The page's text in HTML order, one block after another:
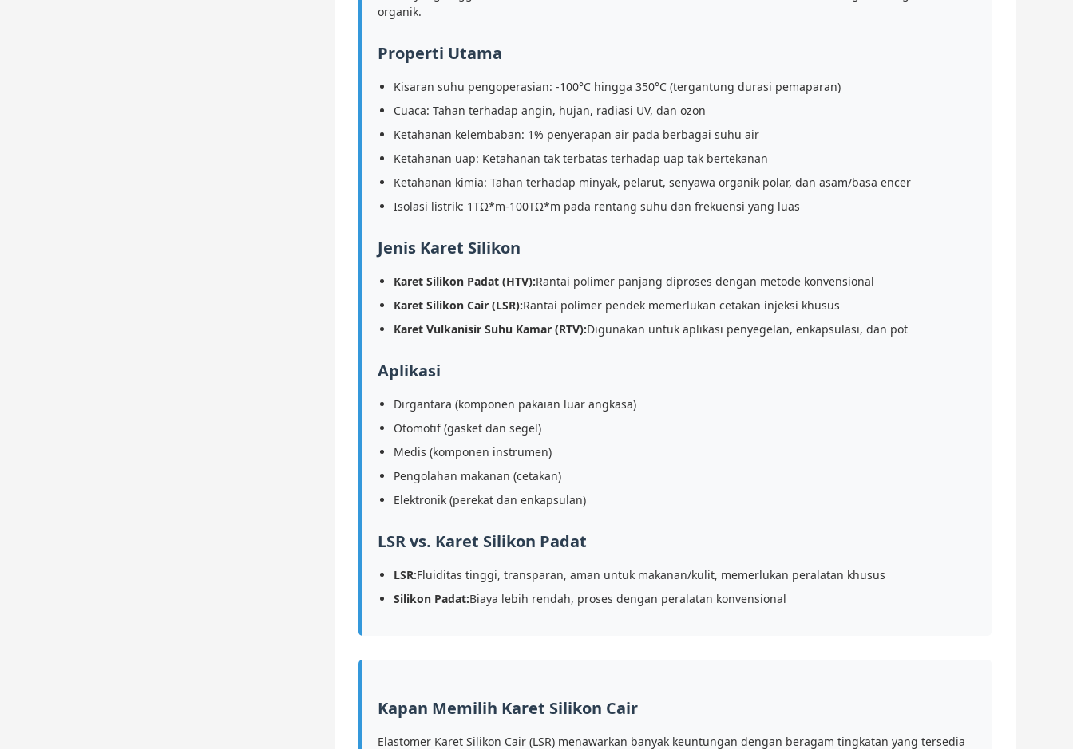
organik.
Properti Utama
Kisaran suhu pengoperasian: -100°C hingga 350°C (tergantung durasi pemaparan)
Cuaca: Tahan terhadap angin, hujan, radiasi UV, dan ozon
Ketahanan kelembaban: 1% penyerapan air pada berbagai suhu air
Ketahanan uap: Ketahanan tak terbatas terhadap uap tak bertekanan
Ketahanan kimia: Tahan terhadap minyak, pelarut, senyawa organik polar, dan asam/basa encer
Isolasi listrik: 1TΩ*m-100TΩ*m pada rentang suhu dan frekuensi yang luas
Jenis Karet Silikon
Karet Silikon Padat (HTV):Rantai polimer panjang diproses dengan metode konvensional
Karet Silikon Cair (LSR):Rantai polimer pendek memerlukan cetakan injeksi khusus
Karet Vulkanisir Suhu Kamar (RTV):Digunakan untuk aplikasi penyegelan, enkapsulasi, dan pot
Aplikasi
Dirgantara (komponen pakaian luar angkasa)
Otomotif (gasket dan segel)
Medis (komponen instrumen)
Pengolahan makanan (cetakan)
Elektronik (perekat dan enkapsulan)
LSR vs. Karet Silikon Padat
LSR:Fluiditas tinggi, transparan, aman untuk makanan/kulit, memerlukan peralatan khusus
Silikon Padat:Biaya lebih rendah, proses dengan peralatan konvensional
Kapan Memilih Karet Silikon Cair
Elastomer Karet Silikon Cair (LSR) menawarkan banyak keuntungan dengan beragam tingkatan yang tersedia